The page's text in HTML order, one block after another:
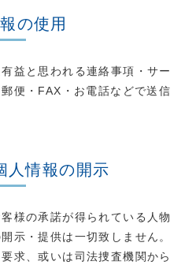
の使用
益と思われる連絡事項・サー
便・FAX・お電話などで送信
人情報の開示
様の承諾が得られている人物
示・提供は一切致しません。
求、或いは司法捜査機関から